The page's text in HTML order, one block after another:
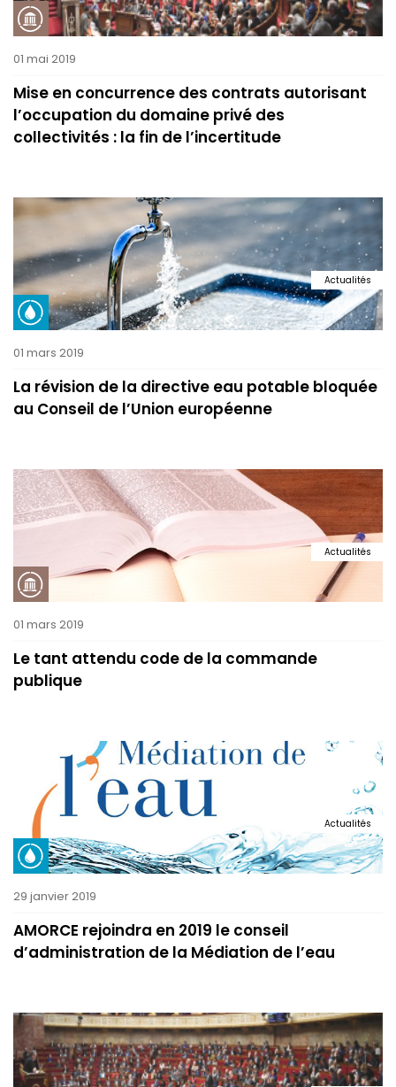
01 mai 2019
Mise en concurrence des contrats autorisant
l’occupation du domaine privé des
collectivités : la fin de l’incertitude
Actualités
01 mars 2019
La révision de la directive eau potable bloquée
au Conseil de l’Union européenne
Actualités
01 mars 2019
Le tant attendu code de la commande
publique
Actualités
29 janvier 2019
AMORCE rejoindra en 2019 le conseil
d’administration de la Médiation de l’eau